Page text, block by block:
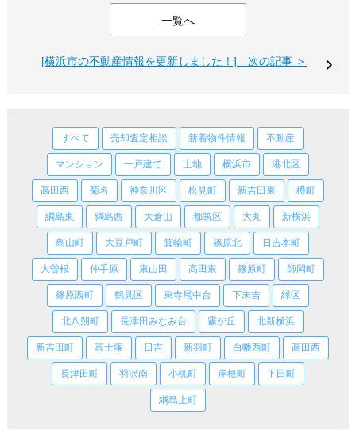
一覧へ
[横浜市の不動産情報を更新しました！] 次の記事 ＞
すべて 売却査定相談 新着物件情報 不動産
マンション 一戸建て 土地 横浜市 港北区
高田西 菊名 神奈川区 松見町 新吉田東 樽町
綱島東 綱島西 大倉山 都筑区 大丸 新横浜
鳥山町 大豆戸町 箕輪町 篠原北 日吉本町
大曽根 仲手原 東山田 高田東 篠原町 師岡町
篠原西町 鶴見区 東寺尾中台 下末吉 緑区
北八朔町 長津田みなみ台 霧が丘 北新横浜
新吉田町 富士塚 日吉 新羽町 白幡西町 高田西
長津田町 羽沢南 小机町 岸根町 下田町
綱島上町